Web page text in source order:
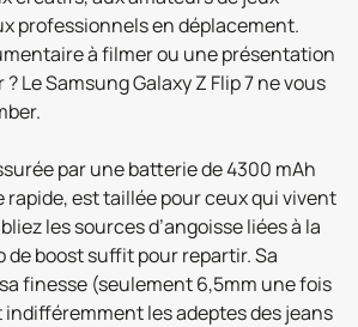
professionnels en déplacement.
à filmer ou une présentation
Le Samsung Galaxy Z Flip 7 ne vous
par une batterie de 4300 mAh
est taillée pour ceux qui vivent
les sources d’angoisse liées à la
de boost suffit pour repartir. Sa
finesse (seulement 6,5mm une fois
les adeptes des jeans